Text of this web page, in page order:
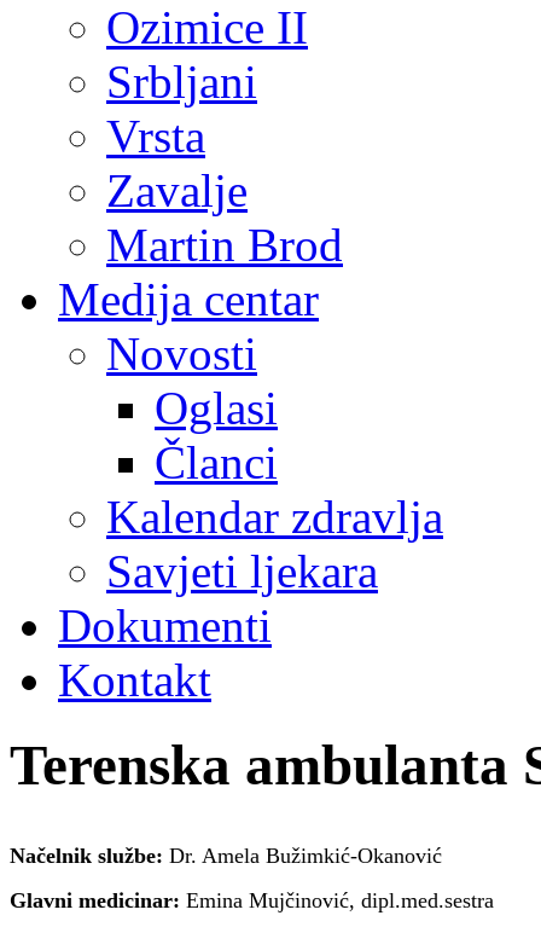
Ozimice II
Srbljani
Vrsta
Zavalje
Martin Brod
Medija centar
Novosti
Oglasi
Članci
Kalendar zdravlja
Savjeti ljekara
Dokumenti
Kontakt
Terenska
Načelnik službe: Dr. Amela Bužimkić-Okanović
Glavni medicinar: Emina Mujčinović, dipl.med.sestra